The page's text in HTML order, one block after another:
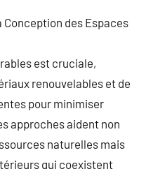
des Espaces
est cruciale,
renouvelables et de
pour minimiser
approches aident non
naturelles mais
qui coexistent